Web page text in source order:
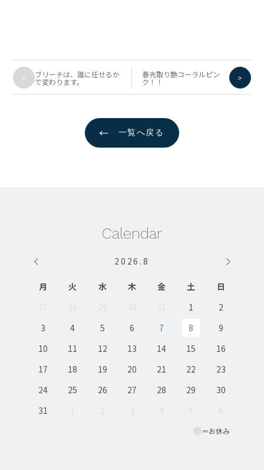
< ブリーチは、誰に任せるか
で変わります。
春先取り艶コーラルピン
ク！！ >
← 一覧へ戻る
Calendar
2026 .8
＝お休み
月 火 水 木 金 土
日
27
28 29 30 31 1
2
3
4 5 6 7 8
9
10
11 12 13 14 15
16
17
18 19 20 21 22
23
24
25 26 27 28 29
30
31
1 2 3 4 5 6